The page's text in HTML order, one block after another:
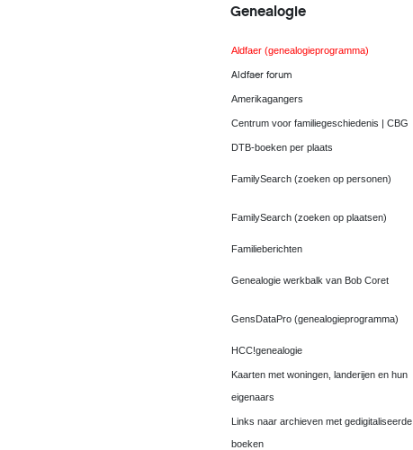
Genealogie
Aldfaer (genealogieprogramma)
Aldfaer forum
Amerikagangers
Centrum voor familiegeschiedenis | CBG
DTB-boeken per plaats
FamilySearch (zoeken op personen)
FamilySearch (zoeken op plaatsen)
Familieberichten
Genealogie werkbalk van Bob Coret
GensDataPro (genealogieprogramma)
HCC!genealogie
Kaarten met woningen, landerijen en hun
eigenaars
Links naar archieven met gedigitaliseerde
boeken